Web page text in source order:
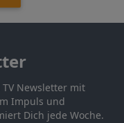
Newsletter mit
Impuls und
Dich jede Woche.